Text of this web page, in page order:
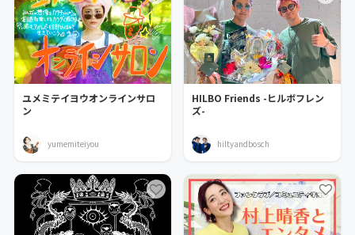
ユメミテイヨウオンラインサロ
ン
yumemiteiyou
HILBO Friends -ヒルボフレン
ズ-
hiltyandbosch